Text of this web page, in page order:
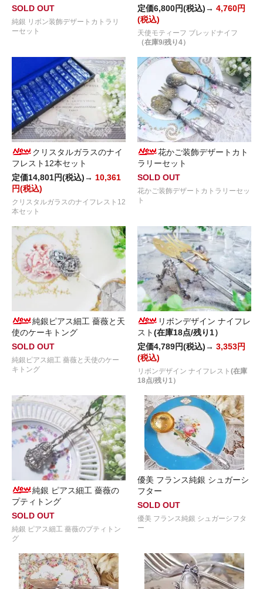
SOLD OUT
純銀 リボン装飾デザートカトラリ
ーセット
定価6,800円(税込)→ 4,760円
(税込)
天使モティーフ ブレッドナイフ
（在庫9/残り4）
クリスタルガラスのナイ
フレスト12本セット
定価14,801円(税込)→ 10,361
円(税込)
クリスタルガラスのナイフレスト12
本セット
花かご装飾デザートカト
ラリーセット
SOLD OUT
花かご装飾デザートカトラリーセッ
ト
純銀ピアス細工 薔薇と天
使のケーキトング
SOLD OUT
純銀ピアス細工 薔薇と天使のケー
キトング
リボンデザイン ナイフレ
スト(在庫18点/残り1）
定価4,789円(税込)→ 3,353円
(税込)
リボンデザイン ナイフレスト (在庫
18点/残り1）
純銀 ピアス細工 薔薇の
プティトング
SOLD OUT
純銀 ピアス細工 薔薇のプティトン
グ
優美 フランス純銀 シュガーシ
フター
SOLD OUT
優美 フランス純銀 シュガーシフタ
ー